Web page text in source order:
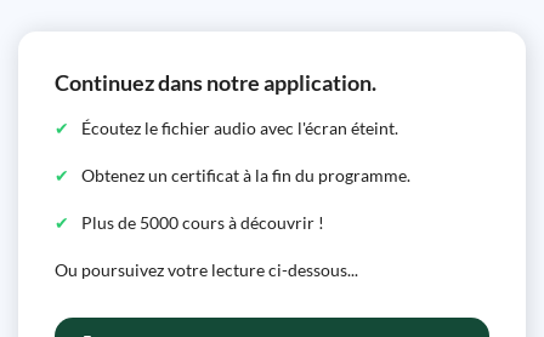
Continuez dans notre application.
Écoutez le fichier audio avec l'écran éteint.
Obtenez un certificat à la fin du programme.
Plus de 5000 cours à découvrir !
Ou poursuivez votre lecture ci-dessous...